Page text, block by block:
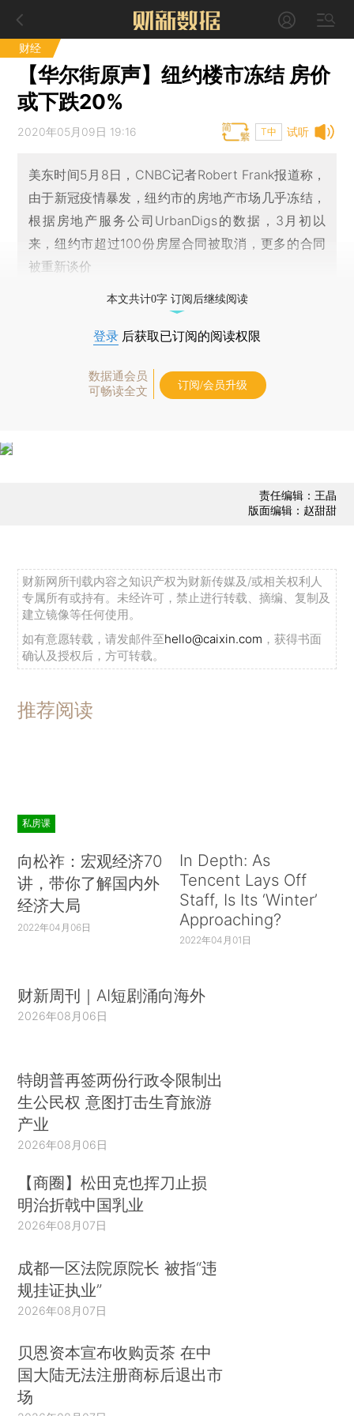
财经
【华尔街原声】纽约楼市冻结 房价
或下跌20%
试听
2020年05月09日 19:16 T中
美东时间5月8日，CNBC记者Robert Frank报道称，
由于新冠疫情暴发，纽约市的房地产市场几乎冻结，
根据房地产服务公司UrbanDigs的数据，3月初以
来，纽约市超过100份房屋合同被取消，更多的合同
被重新谈价
本文共计0字 订阅后继续阅读
登录 后获取已订阅的阅读权限
数据通会员
可畅读全文
订阅/会员升级
责任编辑：王晶
版面编辑：赵甜甜
财新网所刊载内容之知识产权为财新传媒及/或相关权利人
专属所有或持有。未经许可，禁止进行转载、摘编、复制及
建立镜像等任何使用。
如有意愿转载，请发邮件至hello@caixin.com ，获得书面
确认及授权后，方可转载。
推荐阅读
私房课
向松祚：宏观经济70
讲，带你了解国内外
经济大局
2022年04月06日
In Depth: As
Tencent Lays Off
Staff, Is Its ‘Winter’
Approaching?
2022年04月01日
财新周刊｜AI短剧涌向海外
2026年08月06日
特朗普再签两份行政令限制出
生公民权 意图打击生育旅游
产业
2026年08月06日
【商圈】松田克也挥刀止损
明治折戟中国乳业
2026年08月07日
成都一区法院原院长 被指“违
规挂证执业”
2026年08月07日
贝恩资本宣布收购贡茶 在中
国大陆无法注册商标后退出市
场